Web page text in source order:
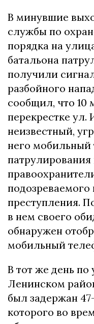
В минувшие
службы по
порядка на
батальона
получили
разбойного
сообщил, что 10
перекрестке
неизвестный,
него мобильный
преступления.
в нем своего
обнаружен
мобильный
В тот же день по
Ленинском
был задержан
которого во